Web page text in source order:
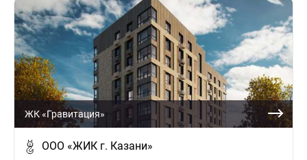
ЖК «Гравитация»
ООО «ЖИК г. Казани»